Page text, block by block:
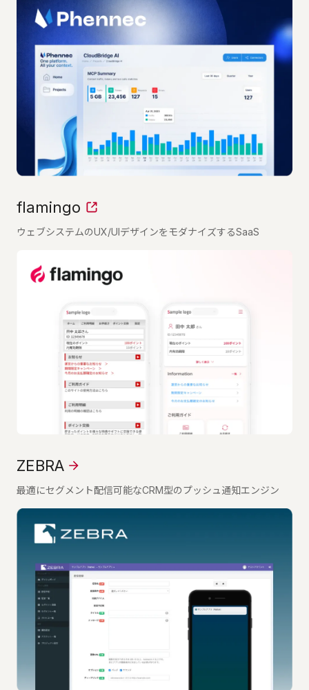
flamingo
ウェブシステムのUX/UIデザインをモダナイズするSaaS
ZEBRA
最適にセグメント配信可能なCRM型のプッシュ通知エンジン